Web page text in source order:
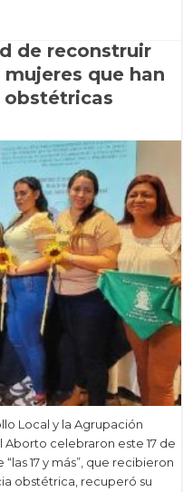
de reconstruir
que han
obstétricas
Local y la Agrupación
celebraron este 17 de
17 y más”, que recibieron
obstétrica, recuperó su